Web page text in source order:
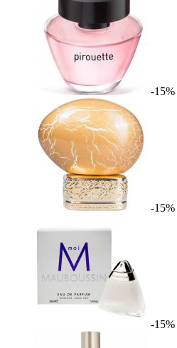
-15%
-15%
-15%